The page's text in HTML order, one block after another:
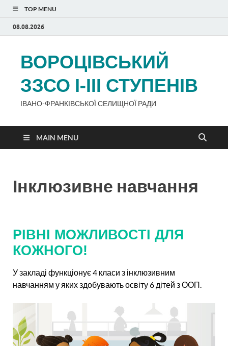
TOP MENU
08.08.2026
ВОРОЦІВСЬКИЙ
ЗЗСО І-ІІІ СТУПЕНІВ
ІВАНО-ФРАНКІВСЬКОЇ СЕЛИЩНОЇ РАДИ
MAIN MENU
Інклюзивне навчання
РІВНІ МОЖЛИВОСТІ ДЛЯ
КОЖНОГО!
У закладі функціонує 4 класи з інклюзивним
навчанням у яких здобувають освіту 6 дітей з ООП.